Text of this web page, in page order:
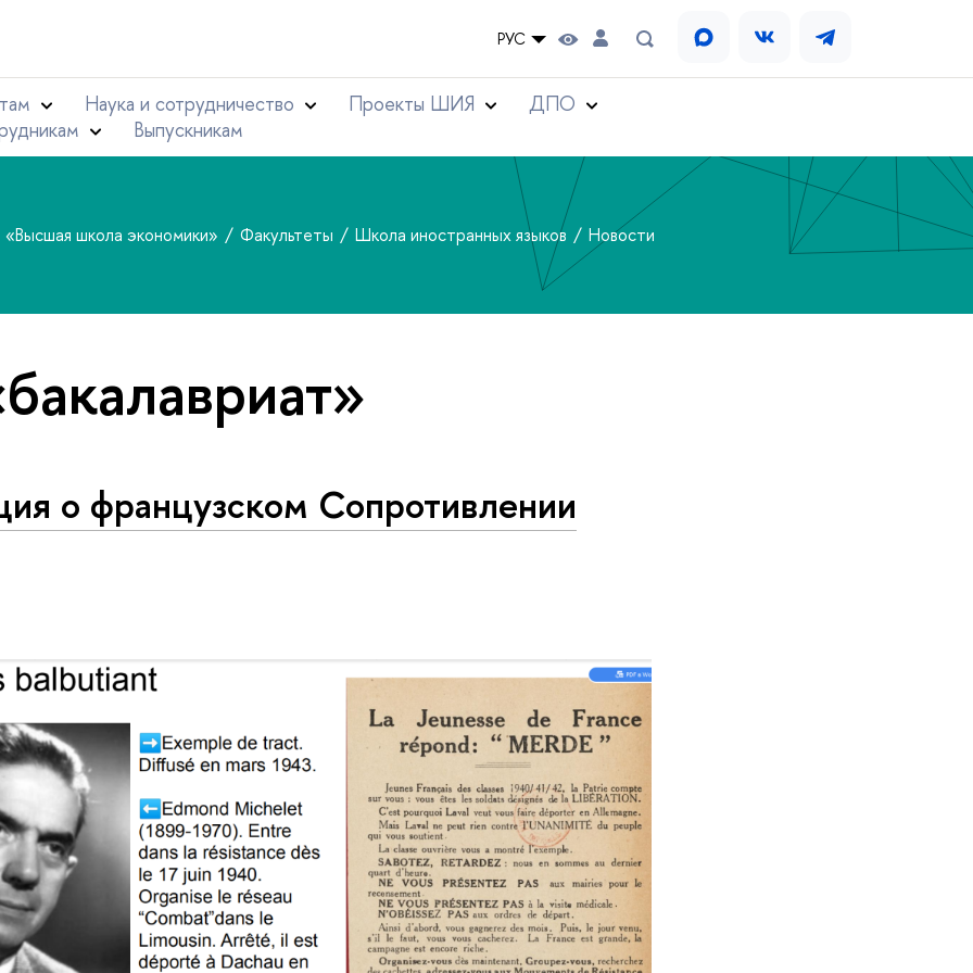
РУС
Наука и сотрудничество Проекты ШИЯ
ДПО
Выпускникам
«Высшая школа экономики» Факультеты Школа иностранных языков Новости
о французском Сопротивлении